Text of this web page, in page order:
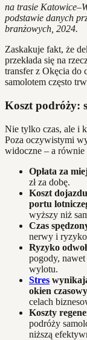
na trasie
podstawie danych
branżowych, 2024.
Zaskakuje fakt, że
przekłada się na
transfer z Okęcia do
samolotem często
Koszt podróży:
Nie tylko czas, ale i
Poza oczywistymi
widoczne – a
Opłata za
zł za dobę.
Koszt
portu
wyższy niż
Czas
nerwy i ryzyko
Ryzyko
pogody,
wylotu.
Stres
okien
celach
Koszty
podróży
niższą